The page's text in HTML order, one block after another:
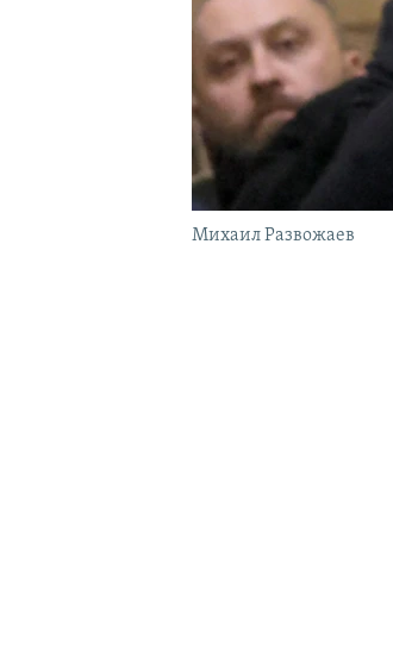
Михаил Развожаев